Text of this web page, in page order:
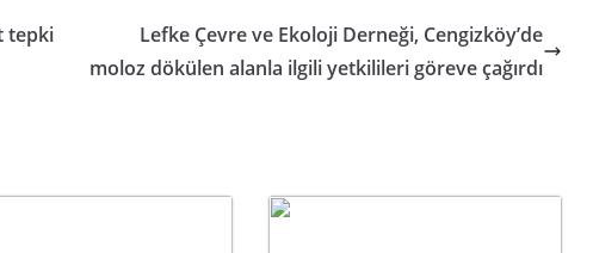
tepki
Lefke Çevre ve Ekoloji Derneği, Cengizköy’de
moloz dökülen alanla ilgili yetkilileri göreve çağırdı